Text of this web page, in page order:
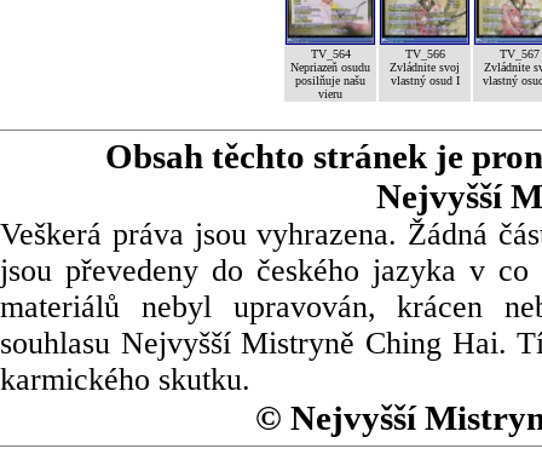
TV_564
Nepriazeň osudu
posilňuje našu
vieru
TV_566
Zvládnite svoj
vlastný osud I
TV_567
Zvládnite
vlastný
Obsah těchto stránek je
Nejvyšší
Veškerá práva jsou vyhrazena. Žádná
jsou převedeny do českého jazyka v
materiálů nebyl upravován, krácen
souhlasu Nejvyšší Mistryně Ching Hai.
karmického skutku.
© Nejvyšší